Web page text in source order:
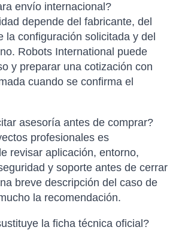
envío internacional?
depende del fabricante, del
la configuración solicitada y del
Robots International puede
y preparar una cotización con
cuando se confirma el
asesoría antes de comprar?
profesionales es
revisar aplicación, entorno,
y soporte antes de cerrar
breve descripción del caso de
la recomendación.
la ficha técnica oficial?